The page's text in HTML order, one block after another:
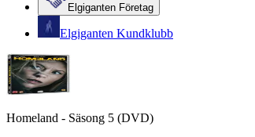
Elgiganten Företag
Elgiganten Kundklubb
Homeland - Säsong 5 (DVD)